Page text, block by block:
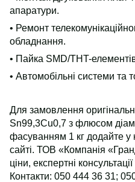
апаратури.
• Ремонт
обладнання.
• Пайка SMD/THT-
• Автомобільні системи та
Для замовлення
Sn99,3Cu0,7 з флюсом
фасуванням 1 кг додайте у
сайті. ТОВ «Компанія
ціни, експертні
Контакти: 050 444 36 31;